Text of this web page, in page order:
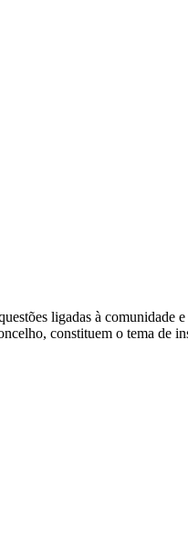
ligadas à comunidade
constituem o tema de